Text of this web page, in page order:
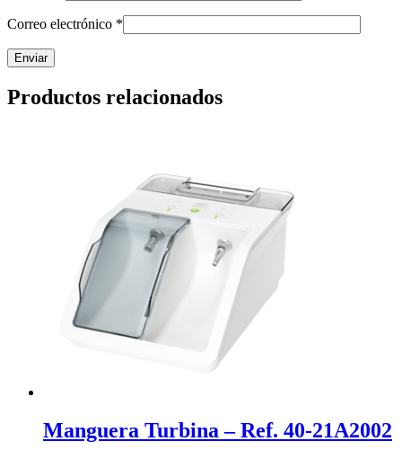
Correo electrónico *
Productos relacionados
Manguera Turbina – Ref. 40-21A2002